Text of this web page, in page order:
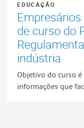
EDUCAÇÃO
de curso do
indústria
Objetivo do curso
informações que